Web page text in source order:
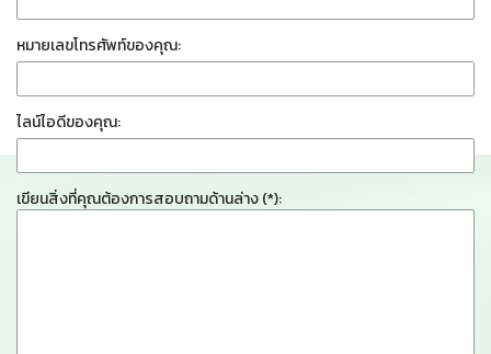
หมายเลขโทรศัพท์ของคุณ:
ไลน์ไอดีของคุณ:
เขียนสิ่งที่คุณต้องการสอบถามด้านล่าง (*):